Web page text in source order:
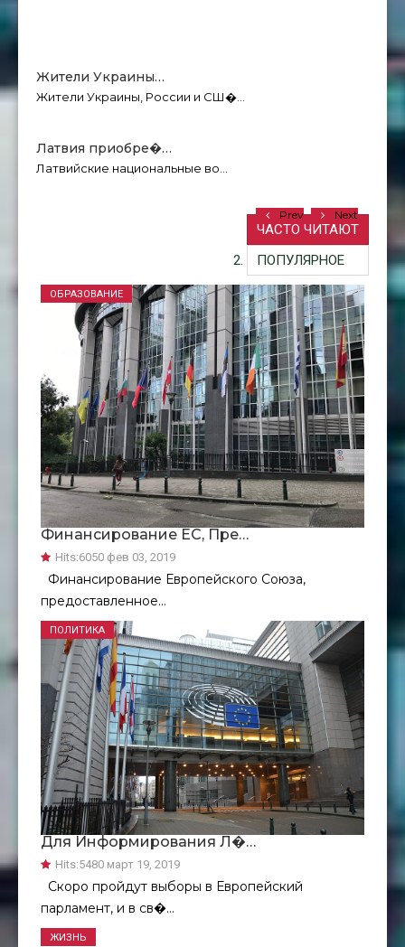
Жители Украины…
Жители Украины, России и СШ�…
Латвия приобре�…
Латвийские национальные во…
ЧАСТО ЧИТАЮТ
ПОПУЛЯРНОЕ
Prev Next
Финансирование ЕC, Пре…
Hits:6050 фев 03, 2019
ОБРАЗОВАНИЕ
Финансирование Европейского Союза,
предоставленное...
Для Информирования Л�…
Hits:5480 март 19, 2019
ПОЛИТИКА
Скоро пройдут выборы в Европейский
парламент, и в св�...
ЖИЗНЬ